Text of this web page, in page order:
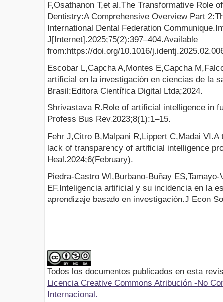
F,Osathanon T,et al.The Transformative Role
Dentistry:A Comprehensive Overview Part
International Dental Federation
J[Internet].2025;75(2):397–404.Available
from:https://doi.org/10.1016/
Escobar L,Capcha A,Montes E,Capcha
artificial en la investigación en ciencias de la
Brasil:Editora Científica Digital Ltda;2024.
Shrivastava R.Role of artificial intelligence in
Profess Bus Rev.2023;8(1):1–15.
Fehr J,Citro B,Malpani R,Lippert C,Madai
lack of transparency of artificial intelligence
Heal.2024;6(February).
Piedra-Castro WI,Burbano-Buñay
EF.Inteligencia artificial y su incidencia en la
aprendizaje basado en investigación.J Econ
Todos los documentos publicados en esta
Licencia Creative Commons Atribución -No
Internacional.